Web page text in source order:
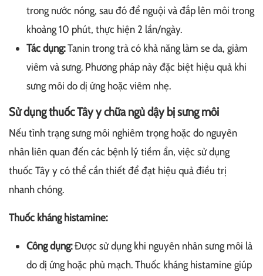
trong nước nóng, sau đó để nguội và đắp lên môi trong
khoảng 10 phút, thực hiện 2 lần/ngày.
Tác dụng:Tanin trong trà có khả năng làm se da, giảm
viêm và sưng. Phương pháp này đặc biệt hiệu quả khi
sưng môi do dị ứng hoặc viêm nhẹ.
Sử dụng thuốc Tây y chữa ngủ dậy bị sưng môi
Nếu tình trạng sưng môi nghiêm trọng hoặc do nguyên
nhân liên quan đến các bệnh lý tiềm ẩn, việc sử dụng
thuốc Tây y có thể cần thiết để đạt hiệu quả điều trị
nhanh chóng.
Thuốc kháng histamine:
Công dụng:Được sử dụng khi nguyên nhân sưng môi là
do dị ứng hoặc phù mạch. Thuốc kháng histamine giúp